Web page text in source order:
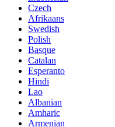
Czech
Afrikaans
Swedish
Polish
Basque
Catalan
Esperanto
Hindi
Lao
Albanian
Amharic
Armenian